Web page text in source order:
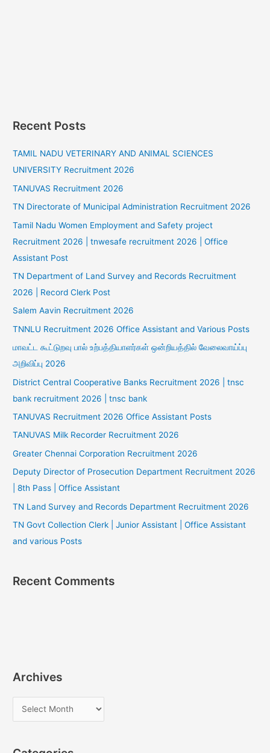
Recent Posts
TAMIL NADU VETERINARY AND ANIMAL SCIENCES
UNIVERSITY Recruitment 2026
TANUVAS Recruitment 2026
TN Directorate of Municipal Administration Recruitment 2026
Tamil Nadu Women Employment and Safety project
Recruitment 2026 | tnwesafe recruitment 2026 | Office
Assistant Post
TN Department of Land Survey and Records Recruitment
2026 | Record Clerk Post
Salem Aavin Recruitment 2026
TNNLU Recruitment 2026 Office Assistant and Various Posts
மாவட்ட கூட்டுறவு பால் உற்பத்தியாளர்கள் ஒன்றியத்தில் வேலைவாய்ப்பு
அறிவிப்பு 2026
District Central Cooperative Banks Recruitment 2026 | tnsc
bank recruitment 2026 | tnsc bank
TANUVAS Recruitment 2026 Office Assistant Posts
TANUVAS Milk Recorder Recruitment 2026
Greater Chennai Corporation Recruitment 2026
Deputy Director of Prosecution Department Recruitment 2026
| 8th Pass | Office Assistant
TN Land Survey and Records Department Recruitment 2026
TN Govt Collection Clerk | Junior Assistant | Office Assistant
and various Posts
Recent Comments
Archives
r